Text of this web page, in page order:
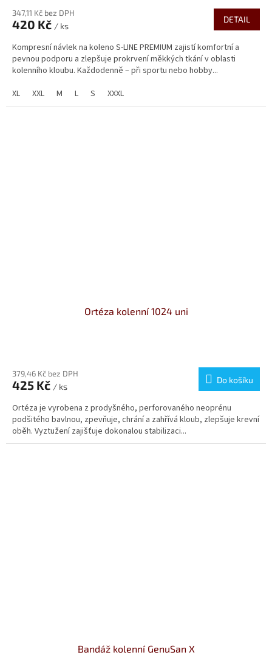
produktu
je
z
5
hvězdiček.
347,11 Kč bez DPH
420 Kč / ks
DETAIL
Kompresní návlek na koleno S-LINE PREMIUM zajistí komfortní a
pevnou podporu a zlepšuje prokrvení měkkých tkání v oblasti
kolenního kloubu. Každodenně – při sportu nebo hobby...
XL
XXL M L S XXXL
Ortéza kolenní 1024 uni
produktu
je
z
5
hvězdiček.
379,46 Kč bez DPH
425 Kč / ks
Do košíku
Ortéza je vyrobena z prodyšného, perforovaného neoprénu
podšitého bavlnou, zpevňuje, chrání a zahřívá kloub, zlepšuje krevní
oběh. Vyztužení zajišťuje dokonalou stabilizaci...
Bandáž kolenní GenuSan X